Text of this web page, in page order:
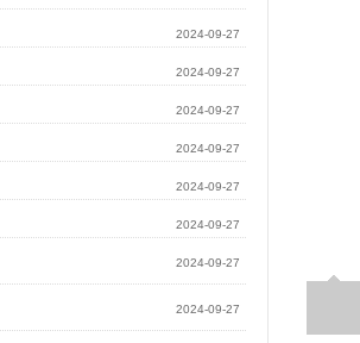
2024-09-27
2024-09-27
2024-09-27
2024-09-27
2024-09-27
2024-09-27
2024-09-27
2024-09-27